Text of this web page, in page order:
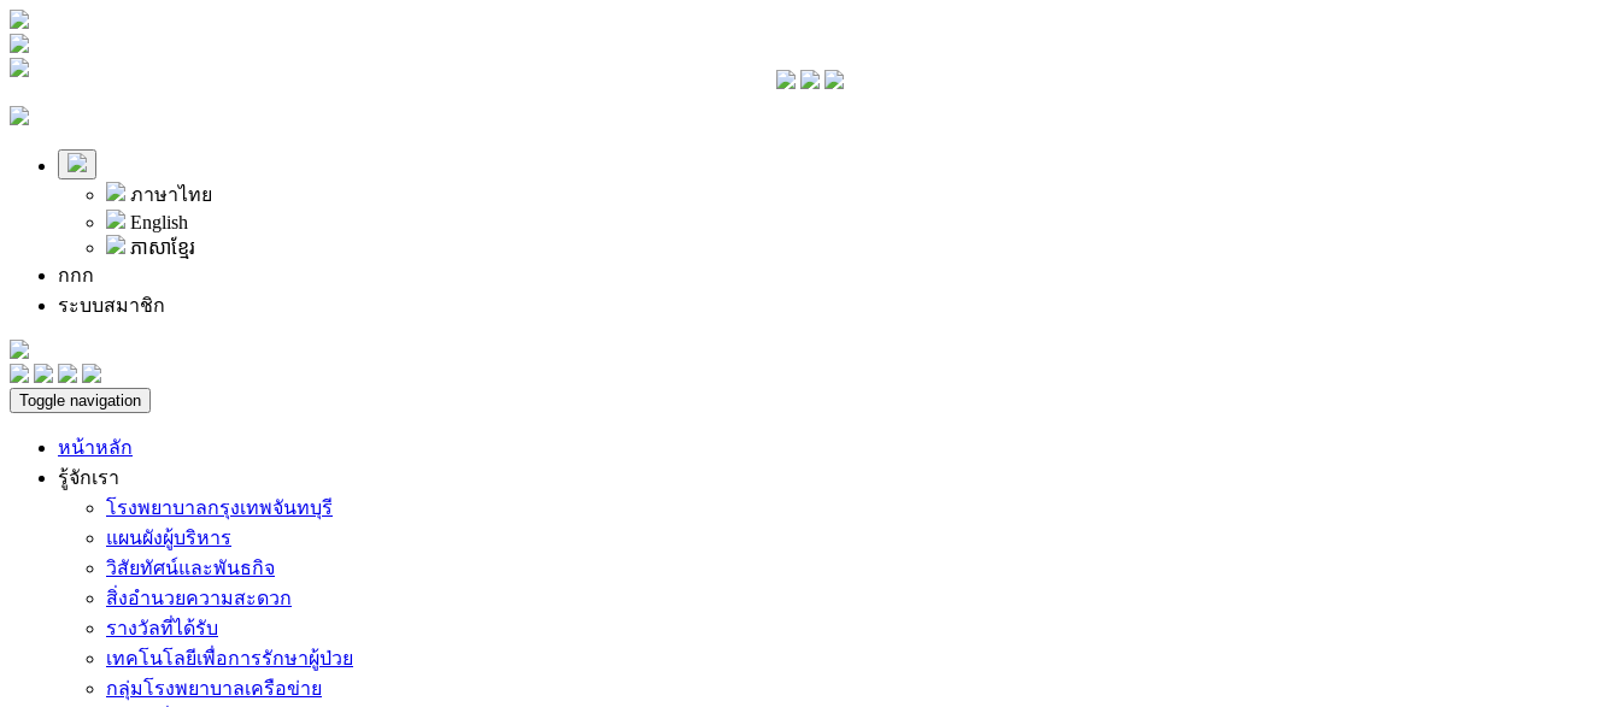
ภาษาไทย
English
ភាសាខ្មែរ
กกก
ระบบสมาชิก
Toggle navigation
หน้าหลัก
รู้จักเรา
โรงพยาบาลกรุงเทพจันทบุรี
แผนผังผู้บริหาร
วิสัยทัศน์และพันธกิจ
สิ่งอำนวยความสะดวก
รางวัลที่ได้รับ
เทคโนโลยีเพื่อการรักษาผู้ป่วย
กลุ่มโรงพยาบาลเครือข่าย